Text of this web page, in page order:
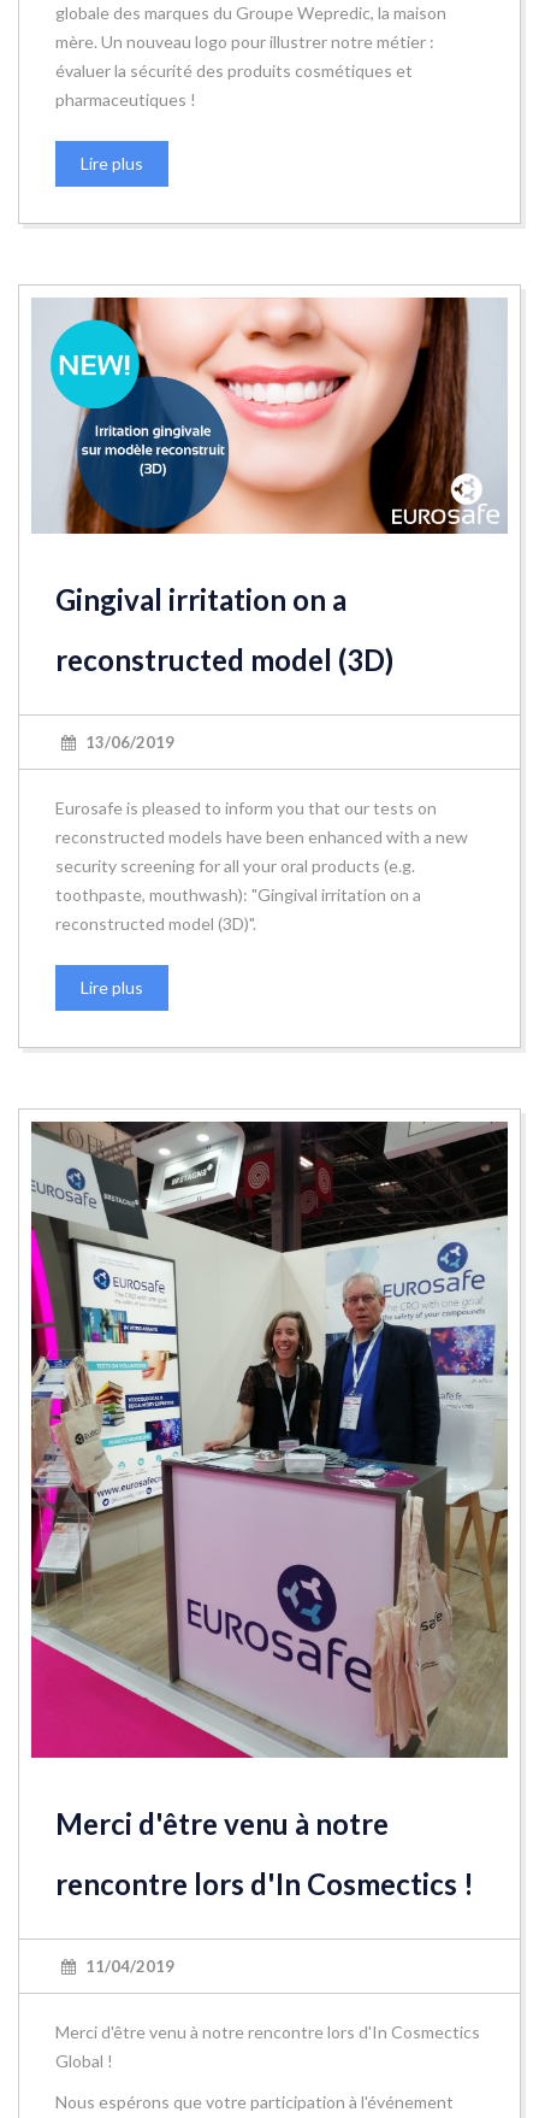
globale des marques du Groupe Wepredic, la maison
mère. Un nouveau logo pour illustrer notre métier :
évaluer la sécurité des produits cosmétiques et
pharmaceutiques !
Lire plus
Gingival irritation on a
reconstructed model (3D)
13/06/2019
Eurosafe is pleased to inform you that our tests on
reconstructed models have been enhanced with a new
security screening for all your oral products (e.g.
toothpaste, mouthwash): "Gingival irritation on a
reconstructed model (3D)".
Lire plus
Merci d'être venu à notre
rencontre lors d'In Cosmectics !
11/04/2019
Merci d'être venu à notre rencontre lors d'In Cosmectics
Global !
Nous espérons que votre participation à l'événement